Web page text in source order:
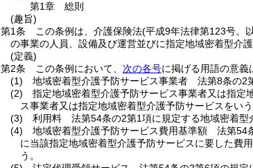
第1章
総則
(趣旨)
第1条
この条例は、介護保険法(平成9年法律第123号。
の事業の人員、設備及び運営並びに指定地域密着型介
(定義)
第2条
この条例において、 次の各号に掲げる用語の意義
(1)
地域密着型介護予防サービス事業者 法第8条の2
(2)
指定地域密着型介護予防サービス事業者又は指
ス事業者又は指定地域密着型介護予防サービスをいう
(3)
利用料 法第54条の2第1項に規定する地域密着型
(4)
地域密着型介護予防サービス費用基準額 法第54
に当該指定地域密着型介護予防サービスに要した費
う。